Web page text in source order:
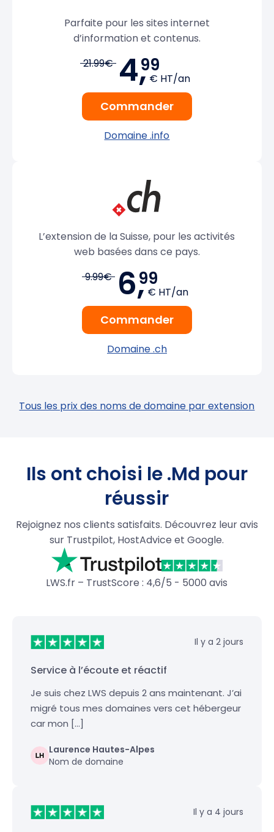
Parfaite pour les sites internet
d’information et contenus.
21.99€ 4,99
€ HT/an
Commander
Domaine .info
L’extension de la Suisse, pour les activités
web basées dans ce pays.
9.99€ 6,99
€ HT/an
Commander
Domaine .ch
Tous les prix des noms de domaine par extension
Ils ont choisi le .Md pour
réussir
Rejoignez nos clients satisfaits. Découvrez leur avis
sur Trustpilot, HostAdvice et Google.
LWS.fr – TrustScore : 4,6/5 - 5000 avis
Il y a 2 jours
Service à l’écoute et réactif
Je suis chez LWS depuis 2 ans maintenant. J’ai
migré tous mes domaines vers cet hébergeur
car mon […]
Laurence Hautes-Alpes
Nom de domaine
Il y a 4 jours